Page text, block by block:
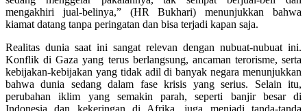
mengakhiri jual-belinya,” (HR Bukhari) menunjukkan bahwa
kiamat datang tanpa peringatan dan bisa terjadi kapan saja.
Realitas dunia saat ini sangat relevan dengan nubuat-nubuat ini.
Konflik di Gaza yang terus berlangsung, ancaman terorisme, serta
kebijakan-kebijakan yang tidak adil di banyak negara menunjukkan
bahwa dunia sedang dalam fase krisis yang serius. Selain itu,
perubahan iklim yang semakin parah, seperti banjir besar di
Indonesia dan kekeringan di Afrika, juga menjadi tanda-tanda